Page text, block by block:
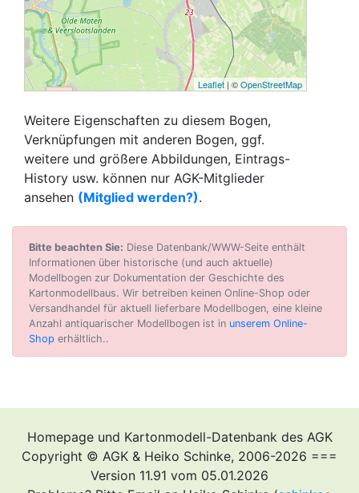
Leaflet | ©OpenStreetMap
Weitere Eigenschaften zu diesem Bogen,
Verknüpfungen mit anderen Bogen, ggf.
weitere und größere Abbildungen, Eintrags-
History usw. können nur AGK-Mitglieder
ansehen (Mitglied werden?).
Bitte beachten Sie: Diese Datenbank/WWW-Seite enthält
Informationen über historische (und auch aktuelle)
Modellbogen zur Dokumentation der Geschichte des
Kartonmodellbaus. Wir betreiben keinen Online-Shop oder
Versandhandel für aktuell lieferbare Modellbogen, eine kleine
Anzahl antiquarischer Modellbogen ist in unserem Online-
Shop erhältlich..
Homepage und Kartonmodell-Datenbank des AGK
Copyright © AGK & Heiko Schinke, 2006-2026 ===
Version 11.91 vom 05.01.2026